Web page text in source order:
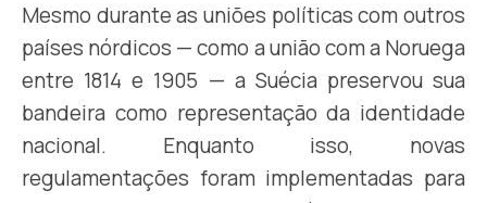
Mesmo durante as uniões políticas com outros
países nórdicos — como a união com a Noruega
entre 1814 e 1905 — a Suécia preservou sua
bandeira como representação da identidade
nacional. Enquanto isso, novas
regulamentações foram implementadas para